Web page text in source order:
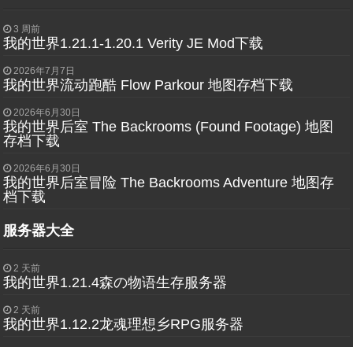
3 周前
我的世界1.21.1-1.20.1 Verity JE Mod下载
2026年7月7日
我的世界流动跑酷 Flow Parkour 地图存档下载
2026年6月30日
我的世界后室 The Backrooms (Found Footage) 地图
存档下载
2026年6月30日
我的世界后室冒险 The Backrooms Adventure 地图存
档下载
服务器大全
2 天前
我的世界1.21.4森の物语生存服务器
2 天前
我的世界1.12.2龙魂理想乡RPG服务器